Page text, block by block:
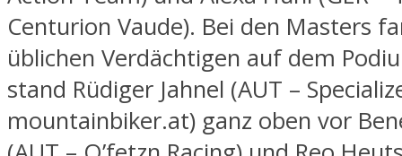
Centurion Vaude). Bei den Masters
üblichen Verdächtigen auf dem
stand Rüdiger Jahnel (AUT –
mountainbiker.at) ganz oben vor